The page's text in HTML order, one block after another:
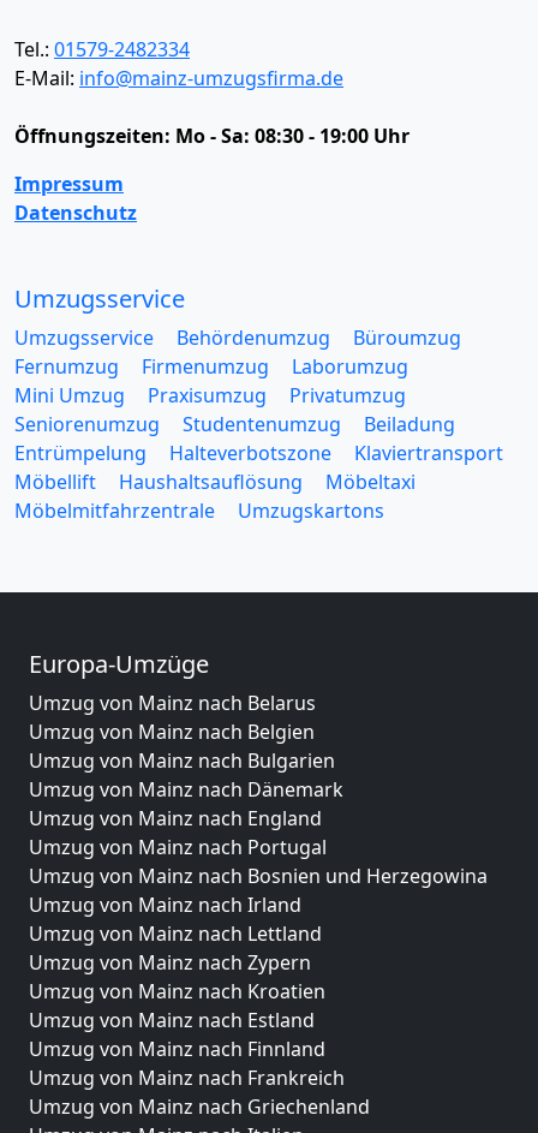
Tel.: 01579-2482334
E-Mail: info@mainz-umzugsfirma.de
Öffnungszeiten: Mo - Sa: 08:30 - 19:00 Uhr
Impressum
Datenschutz
Umzugsservice
Umzugsservice Behördenumzug
Büroumzug
Fernumzug
Firmenumzug
Laborumzug
Mini Umzug
Praxisumzug
Privatumzug
Seniorenumzug
Studentenumzug
Beiladung
Entrümpelung
Halteverbotszone
Klaviertransport
Möbellift
Haushaltsauflösung
Möbeltaxi
Möbelmitfahrzentrale
Umzugskartons
Europa-Umzüge
Umzug von Mainz nach Belarus
Umzug von Mainz nach Belgien
Umzug von Mainz nach Bulgarien
Umzug von Mainz nach Dänemark
Umzug von Mainz nach England
Umzug von Mainz nach Portugal
Umzug von Mainz nach Bosnien und Herzegowina
Umzug von Mainz nach Irland
Umzug von Mainz nach Lettland
Umzug von Mainz nach Zypern
Umzug von Mainz nach Kroatien
Umzug von Mainz nach Estland
Umzug von Mainz nach Finnland
Umzug von Mainz nach Frankreich
Umzug von Mainz nach Griechenland